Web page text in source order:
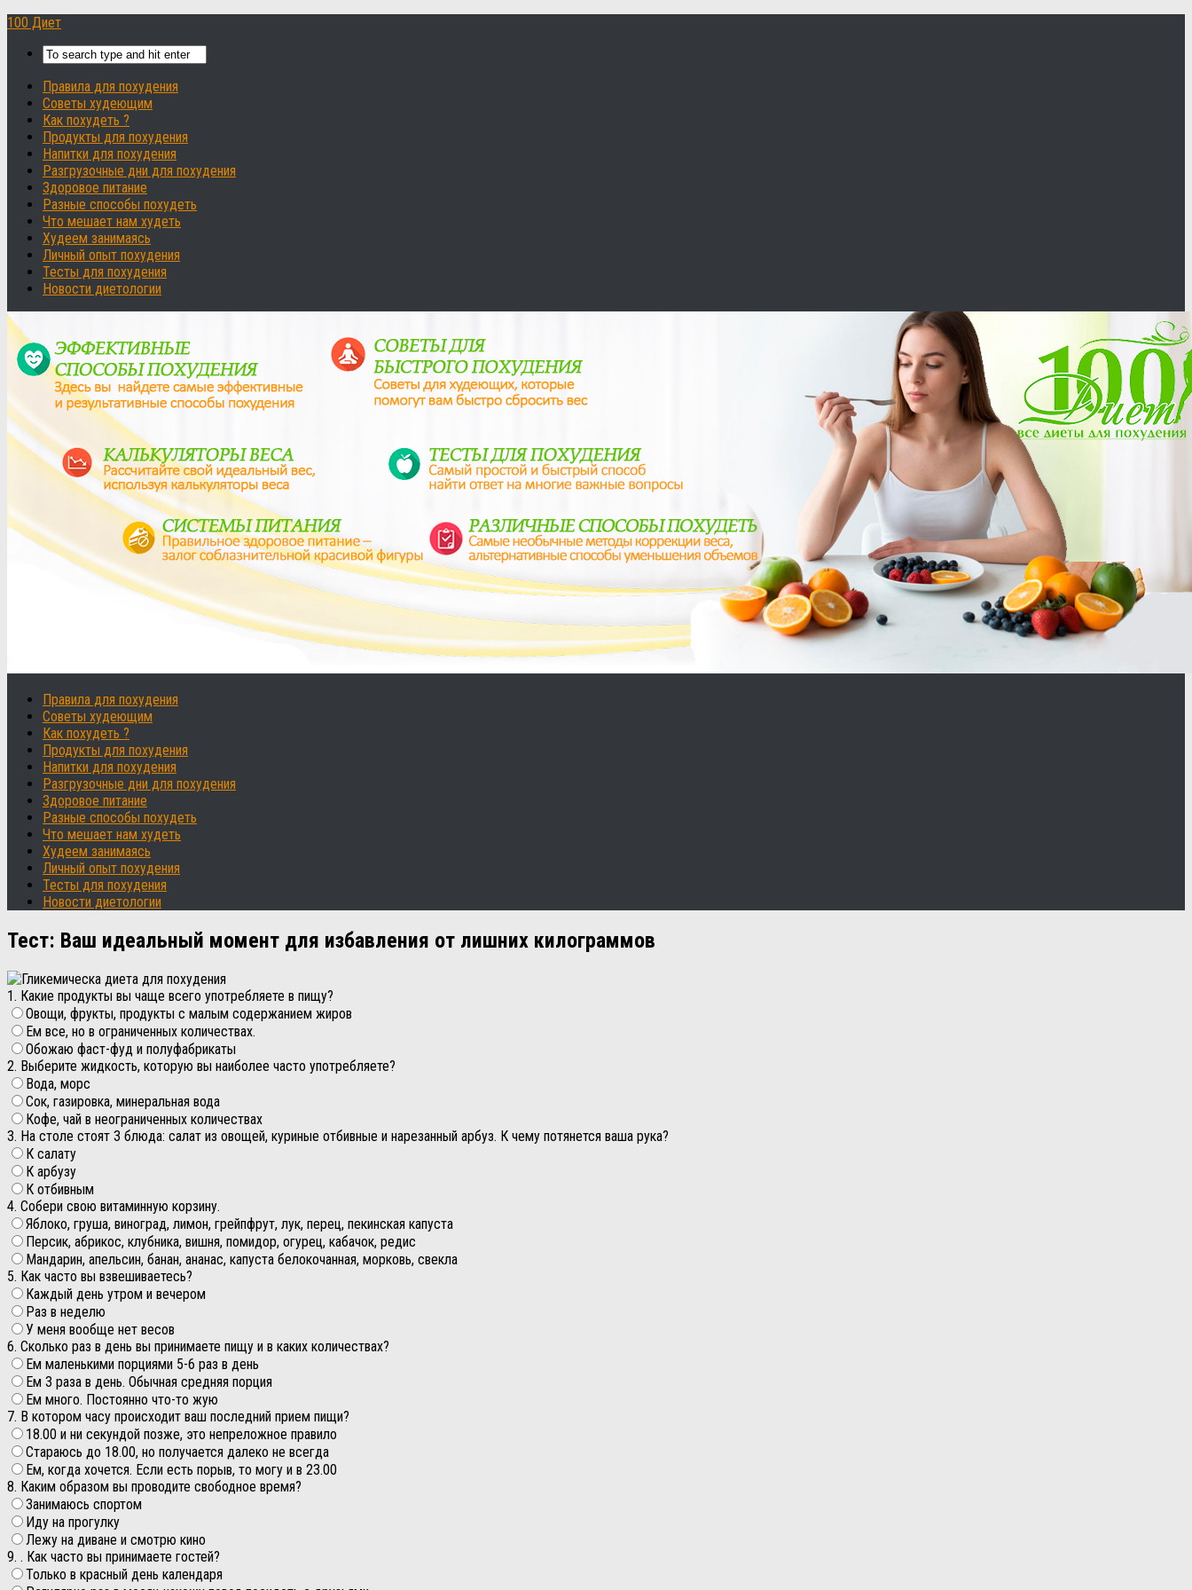
100 Диет
Правила для похудения
Советы худеющим
Как похудеть ?
Продукты для похудения
Напитки для похудения
Разгрузочные дни для похудения
Здоровое питание
Разные способы похудеть
Что мешает нам худеть
Худеем занимаясь
Личный опыт похудения
Тесты для похудения
Новости диетологии
Правила для похудения
Советы худеющим
Как похудеть ?
Продукты для похудения
Напитки для похудения
Разгрузочные дни для похудения
Здоровое питание
Разные способы похудеть
Что мешает нам худеть
Худеем занимаясь
Личный опыт похудения
Тесты для похудения
Новости диетологии
Тест: Ваш идеальный момент для избавления от лишних килограммов
1. Какие продукты вы чаще всего употребляете в пищу?
Овощи, фрукты, продукты с малым содержанием жиров
Ем все, но в ограниченных количествах.
Обожаю фаст-фуд и полуфабрикаты
2. Выберите жидкость, которую вы наиболее часто употребляете?
Вода, морс
Сок, газировка, минеральная вода
Кофе, чай в неограниченных количествах
3. На столе стоят 3 блюда: салат из овощей, куриные отбивные и нарезанный арбуз. К чему потянется ваша рука?
К салату
К арбузу
К отбивным
4. Собери свою витаминную корзину.
Яблоко, груша, виноград, лимон, грейпфрут, лук, перец, пекинская капуста
Персик, абрикос, клубника, вишня, помидор, огурец, кабачок, редис
Мандарин, апельсин, банан, ананас, капуста белокочанная, морковь, свекла
5. Как часто вы взвешиваетесь?
Каждый день утром и вечером
Раз в неделю
У меня вообще нет весов
6. Сколько раз в день вы принимаете пищу и в каких количествах?
Ем маленькими порциями 5-6 раз в день
Ем 3 раза в день. Обычная средняя порция
Ем много. Постоянно что-то жую
7. В котором часу происходит ваш последний прием пищи?
18.00 и ни секундой позже, это непреложное правило
Стараюсь до 18.00, но получается далеко не всегда
Ем, когда хочется. Если есть порыв, то могу и в 23.00
8. Каким образом вы проводите свободное время?
Занимаюсь спортом
Иду на прогулку
Лежу на диване и смотрю кино
9. . Как часто вы принимаете гостей?
Только в красный день календаря